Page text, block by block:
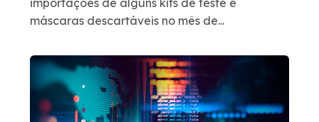
importações de alguns kits de teste e
máscaras descartáveis no mês de...